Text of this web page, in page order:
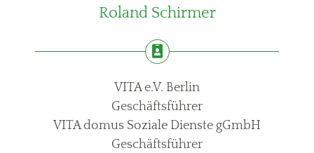
Roland Schirmer
VITA e.V. Berlin
Geschäftsführer
VITA domus Soziale Dienste gGmbH
Geschäftsführer